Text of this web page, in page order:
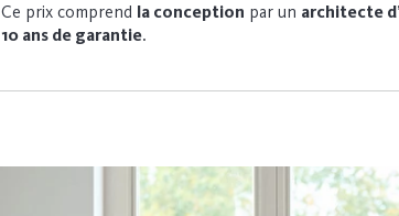
Ce prix comprend la conception par un architecte
10 ans de garantie.